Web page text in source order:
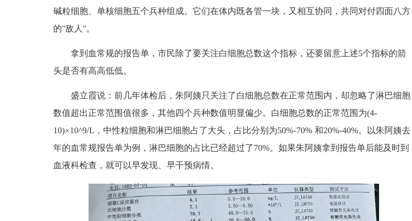
碱粒细胞、单核细胞五个兵种组成。它们在体内既各管一块，又相互协同，共同对付四面八方
的"敌人"。
拿到血常规的报告单，市民除了要关注白细胞总数这个指标，还要留意上述5个指标的箭
头是否有高高低低。
盛立霞说：前几年体检后，朱阿姨只关注了白细胞总数在正常范围内，却忽略了淋巴细胞
数值超出正常范围值很多，其他四个兵种数值明显偏少。白细胞总数的正常范围为(4-
10)×10^9/L ，中性粒细胞和淋巴细胞占了大头，占比分别为50%-70% 和20%-40%。以朱阿姨去
年的血常规报告单为例，淋巴细胞的占比已经超过了70%。如果朱阿姨拿到报告单后能及时到
血液科检查，就可以早发现、早干预病情。